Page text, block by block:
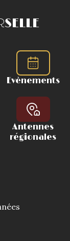
Evènements
Antennes
régionales